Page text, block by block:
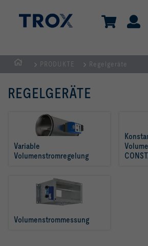
Home
PRODUKTE Regelgeräte
REGELGERÄTE
Variable
Volumenstromregelung
Volumenstrommessung